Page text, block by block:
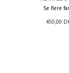
Se flere
450,00